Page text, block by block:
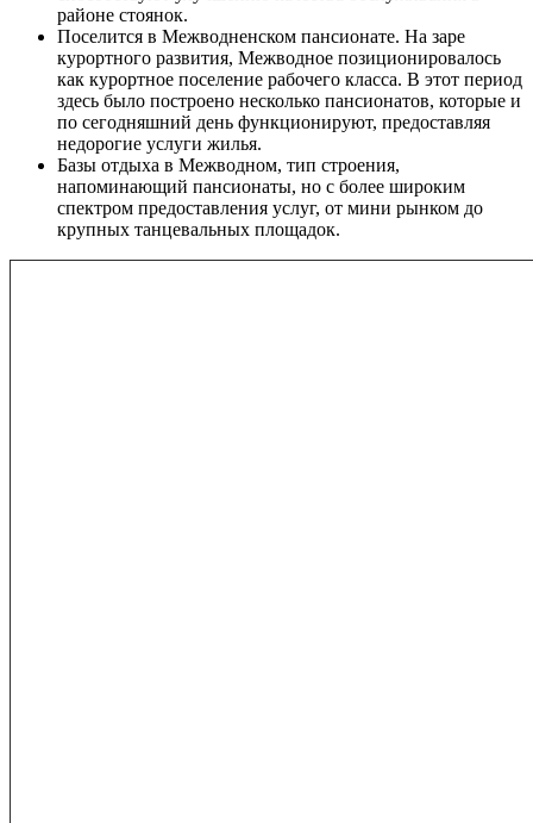
районе стоянок.
Поселится в Межводненском пансионате. На заре
курортного развития, Межводное позиционировалось
как курортное поселение рабочего класса. В этот период
здесь было построено несколько пансионатов, которые и
по сегодняшний день функционируют, предоставляя
недорогие услуги жилья.
Базы отдыха в Межводном, тип строения,
напоминающий пансионаты, но с более широким
спектром предоставления услуг, от мини рынком до
крупных танцевальных площадок.